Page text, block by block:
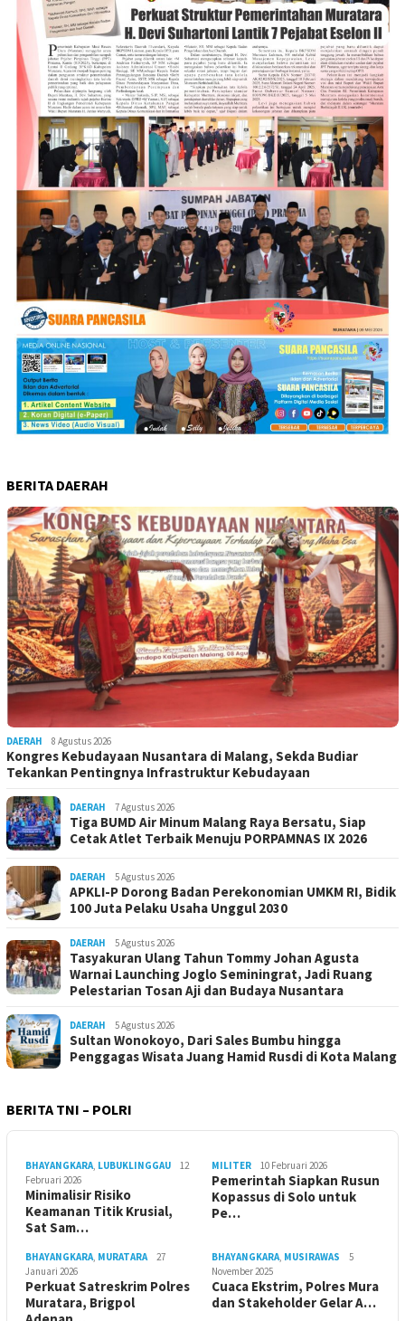
BERITA DAERAH
DAERAH 8 Agustus 2026
Kongres Kebudayaan Nusantara di Malang, Sekda Budiar
Tekankan Pentingnya Infrastruktur Kebudayaan
DAERAH 7 Agustus 2026
Tiga BUMD Air Minum Malang Raya Bersatu, Siap
Cetak Atlet Terbaik Menuju PORPAMNAS IX 2026
DAERAH 5 Agustus 2026
APKLI-P Dorong Badan Perekonomian UMKM RI, Bidik
100 Juta Pelaku Usaha Unggul 2030
DAERAH 5 Agustus 2026
Tasyakuran Ulang Tahun Tommy Johan Agusta
Warnai Launching Joglo Seminingrat, Jadi Ruang
Pelestarian Tosan Aji dan Budaya Nusantara
DAERAH 5 Agustus 2026
Sultan Wonokoyo, Dari Sales Bumbu hingga
Penggagas Wisata Juang Hamid Rusdi di Kota Malang
BERITA TNI – POLRI
BHAYANGKARA, LUBUKLINGGAU
12
Februari 2026
Minimalisir Risiko
Keamanan Titik Krusial,
Sat Sam…
MILITER 10 Februari 2026
Pemerintah Siapkan Rusun
Kopassus di Solo untuk
Pe…
BHAYANGKARA, MURATARA
27
Januari 2026
Perkuat Satreskrim Polres
Muratara, Brigpol
BHAYANGKARA, MUSIRAWAS
5
November 2025
Cuaca Ekstrim, Polres Mura
dan Stakeholder Gelar A…